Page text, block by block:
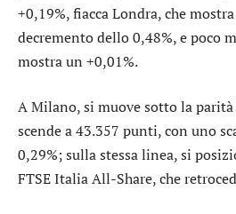
+0,19%, fiaccaLondra, che
decremento dello 0,48%, e poco
mostra un +0,01%.
A Milano, si muove sotto la
scende a 43.357 punti, con uno
0,29%; sulla stessa linea, si
FTSE Italia All-Share, che